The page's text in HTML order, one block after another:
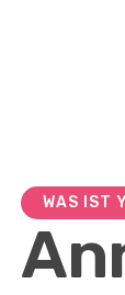
WAS IST